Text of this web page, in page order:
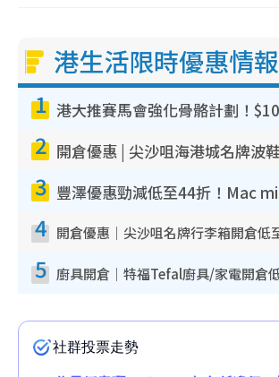
港生活限時優惠情報
1
2
3
4
5